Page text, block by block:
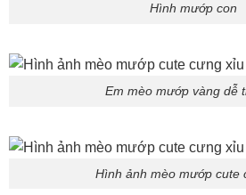
Hình mướp con
Em mèo mướp vàng dễ
Hình ảnh mèo mướp cute